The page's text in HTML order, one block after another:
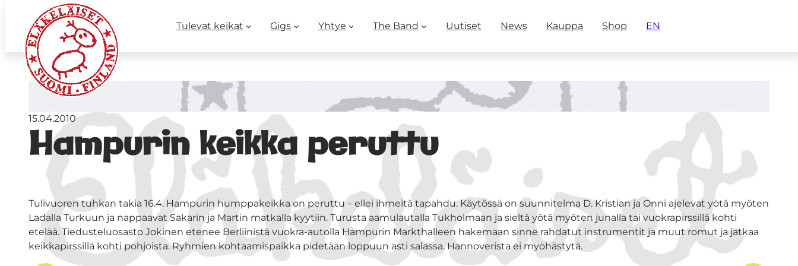
Tulevat keikat Gigs Yhtye The Band Uutiset News Kauppa Shop EN
Hampurin keikka peruttu
15.04.2010
Tulivuoren tuhkan takia 16.4. Hampurin humppakeikka on peruttu – ellei ihmeitä tapahdu. Käytössä on suunnitelma D. Kristian ja Onni ajelevat yötä myöten
Ladalla Turkuun ja nappaavat Sakarin ja Martin matkalla kyytiin. Turusta aamulautalla Tukholmaan ja sieltä yötä myöten junalla tai vuokrapirssillä kohti
etelää. Tiedusteluosasto Jokinen etenee Berliinistä vuokra-autolla Hampurin Markthalleen hakemaan sinne rahdatut instrumentit ja muut romut ja jatkaa
keikkapirssillä kohti pohjoista. Ryhmien kohtaamispaikka pidetään loppuun asti salassa. Hannoverista ei myöhästytä.